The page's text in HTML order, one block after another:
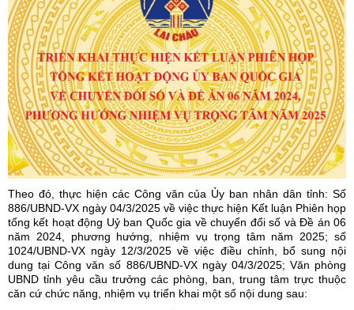
Theo đó, thực hiện các Công văn của Ủy ban nhân dân tỉnh: Số
886/UBND-VX ngày 04/3/2025 về việc thực hiện Kết luận Phiên họp
tổng kết hoạt động Uỷ ban Quốc gia về chuyển đổi số và Đề án 06
năm 2024, phương hướng, nhiệm vụ trọng tâm năm 2025; số
1024/UBND-VX ngày 12/3/2025 về việc điều chỉnh, bổ sung nội
dung tại Công văn số 886/UBND-VX ngày 04/3/2025; Văn phòng
UBND tỉnh yêu cầu trưởng các phòng, ban, trung tâm trực thuộc
căn cứ chức năng, nhiệm vụ triển khai một số nội dung sau: